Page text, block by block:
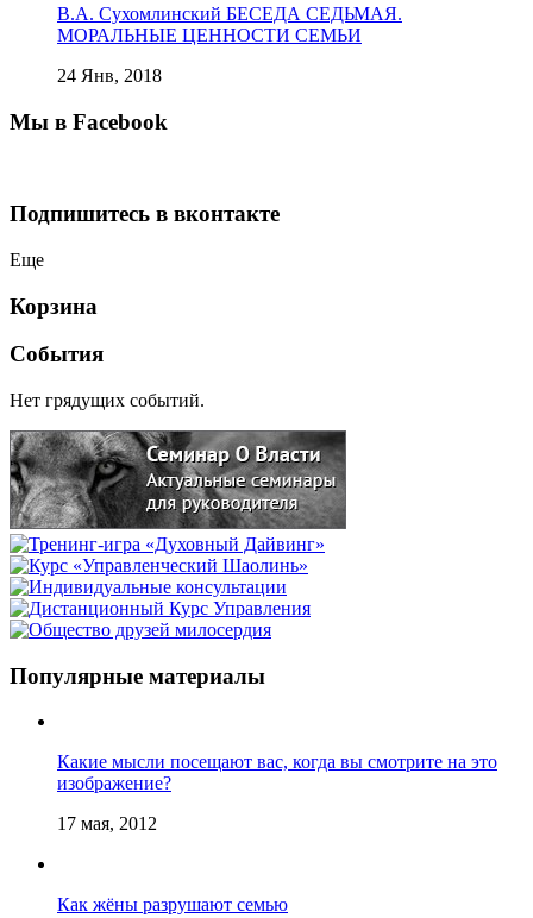
В.А. Сухомлинский БЕСЕДА СЕДЬМАЯ.
МОРАЛЬНЫЕ ЦЕННОСТИ СЕМЬИ
24 Янв, 2018
Мы в Facebook
Подпишитесь в вконтакте
Еще
Корзина
События
Нет грядущих событий.
Популярные материалы
Какие мысли посещают вас, когда вы смотрите на это
изображение?
17 мая, 2012
Как жёны разрушают семью